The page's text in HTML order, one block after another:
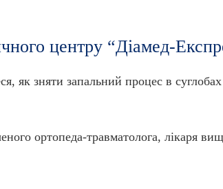
центру “Діамед-
як зняти запальний процес в
ортопеда-травматолога, лікаря